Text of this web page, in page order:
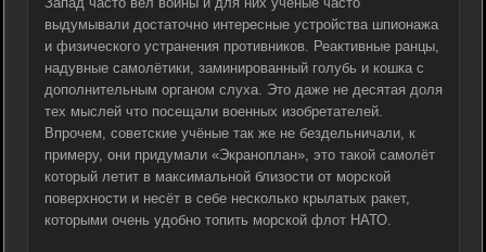
выдумывали достаточно интересные устройства шпионажа
и физического устранения противников. Реактивные ранцы,
надувные самолётики, заминированный голубь и кошка с
дополнительным органом слуха. Это даже не десятая доля
тех мыслей что посещали военных изобретателей.
Впрочем, советские учёные так же не бездельничали, к
примеру, они придумали «Экраноплан», это такой самолёт
который летит в максимальной близости от морской
поверхности и несёт в себе несколько крылатых ракет,
которыми очень удобно топить морской флот НАТО.